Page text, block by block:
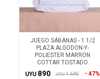
JUEGO SÁBANAS - 1 1/2
PLAZA ALGODON-Y-
POLIESTER MARRON
COTTAR TOSTADO
UYU 890 UYU 1.690 47%